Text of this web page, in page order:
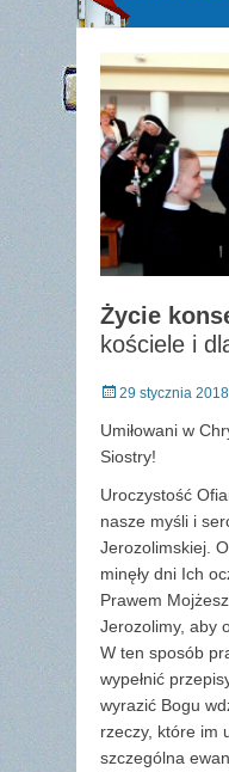
Życie
kościele i
Posted
29 stycznia 2018
Umiłowani w
Siostry!
Uroczystość
nasze myśli i
Jerozolimskiej.
minęły dni Ich
Prawem
Jerozolimy, aby
W ten sposób
wypełnić
wyrazić Bogu
rzeczy, które im
szczególna